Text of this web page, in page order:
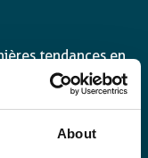
About
tendances en